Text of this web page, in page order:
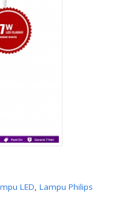
LED Lampu Philips